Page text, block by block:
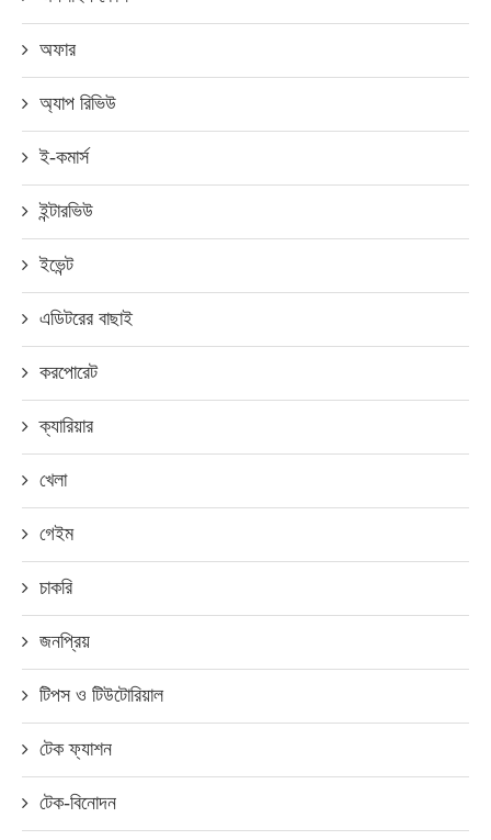
অফার
অ্যাপ রিভিউ
ই-কমার্স
ইন্টারভিউ
ইভেন্ট
এডিটরের বাছাই
করপোরেট
ক্যারিয়ার
খেলা
গেইম
চাকরি
জনপ্রিয়
টিপস ও টিউটোরিয়াল
টেক ফ্যাশন
টেক-বিনোদন